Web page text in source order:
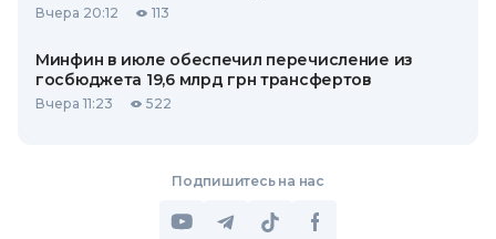
Вчера 20:12 113
Минфин в июле обеспечил перечисление из
госбюджета 19,6 млрд грн трансфертов
Вчера 11:23 522
Подпишитесь на нас